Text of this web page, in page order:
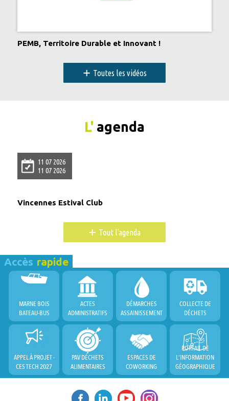
PEMB, Territoire Durable et Innovant !
+ Toutes les vidéos
L' agenda
11 07 2026
11 07 2026
Vincennes Estival Club
+ Tout l'agenda
Accès rapide
MARNE BOIS
BATEAU-BUS
ACTES
ADMINISTRATIFS
DÉMARCHES
ASSAINISSEMENT
COLLECTE DE
DÉCHETS
APPEL À PROJET -
CES TECH 2027
PAV DÉCHETS
ALIMENTAIRES
ESPACES DE
COWORKING
PORTAIL DE
L'INFORMATION
GÉOGRAPHIQUE